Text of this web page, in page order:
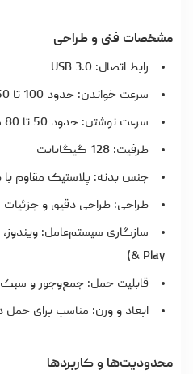
مشخصات فنی و طراحی
رابط اتصال: USB 3.0
سرعت خواندن: حدود 100 تا 150 مگابایت بر ثانیه
سرعت نوشتن: حدود 50 تا 80 مگابایت بر ثانیه
ظرفیت: 128 گیگابایت
جنس بدنه: پلاستیک مقاوم
طراحی: طراحی دقیق و
& Play)
قابلیت حمل: جمع‌وجور و سبک
ابعاد و وزن: مناسب برای
محدودیت‌ها و کاربردها